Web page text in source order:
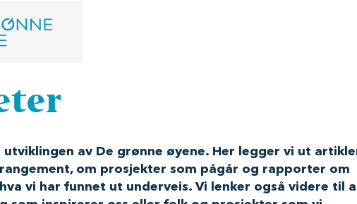
utviklingen av De grønne øyene. Her legger vi ut
om prosjekter som pågår og rapporter om
vi har funnet ut underveis. Vi lenker også videre til